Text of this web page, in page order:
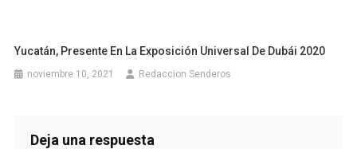
Yucatán, Presente En La Exposición Universal De Dubái 2020
noviembre 10, 2021 Redaccion Senderos
Deja una respuesta